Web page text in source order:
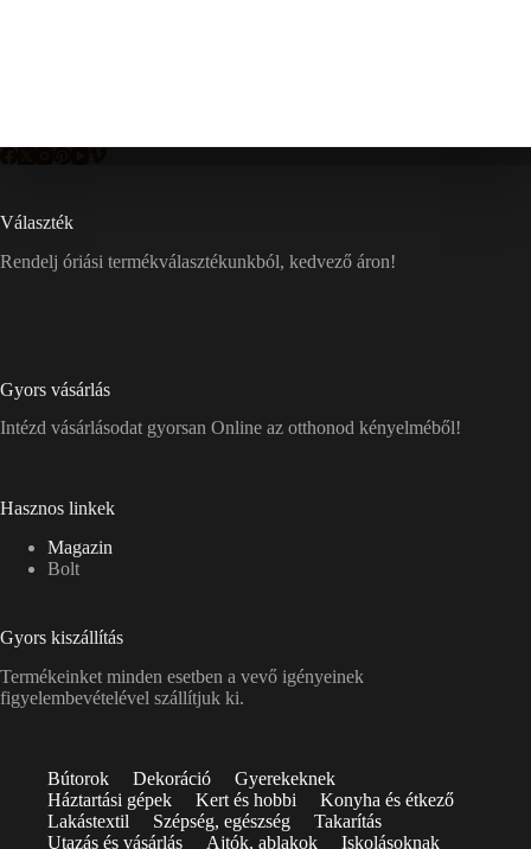
Választék
Rendelj óriási termékválasztékunkból, kedvező áron!
Gyors vásárlás
Intézd vásárlásodat gyorsan Online az otthonod kényelméből!
Hasznos linkek
Magazin
Bolt
Gyors kiszállítás
Termékeinket minden esetben a vevő igényeinek
figyelembevételével szállítjuk ki.
Bútorok Dekoráció
Gyerekeknek
Háztartási gépek
Kert és hobbi
Konyha és étkező
Lakástextil
Szépség, egészség
Takarítás
Utazás és vásárlás
Ajtók, ablakok Iskolásoknak